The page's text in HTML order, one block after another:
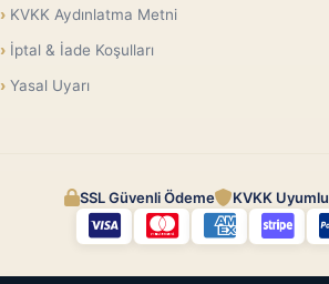
KVKK Aydınlatma Metni
İptal & İade Koşulları
Yasal Uyarı
SSL Güvenli Ödeme KVKK Uyumlu